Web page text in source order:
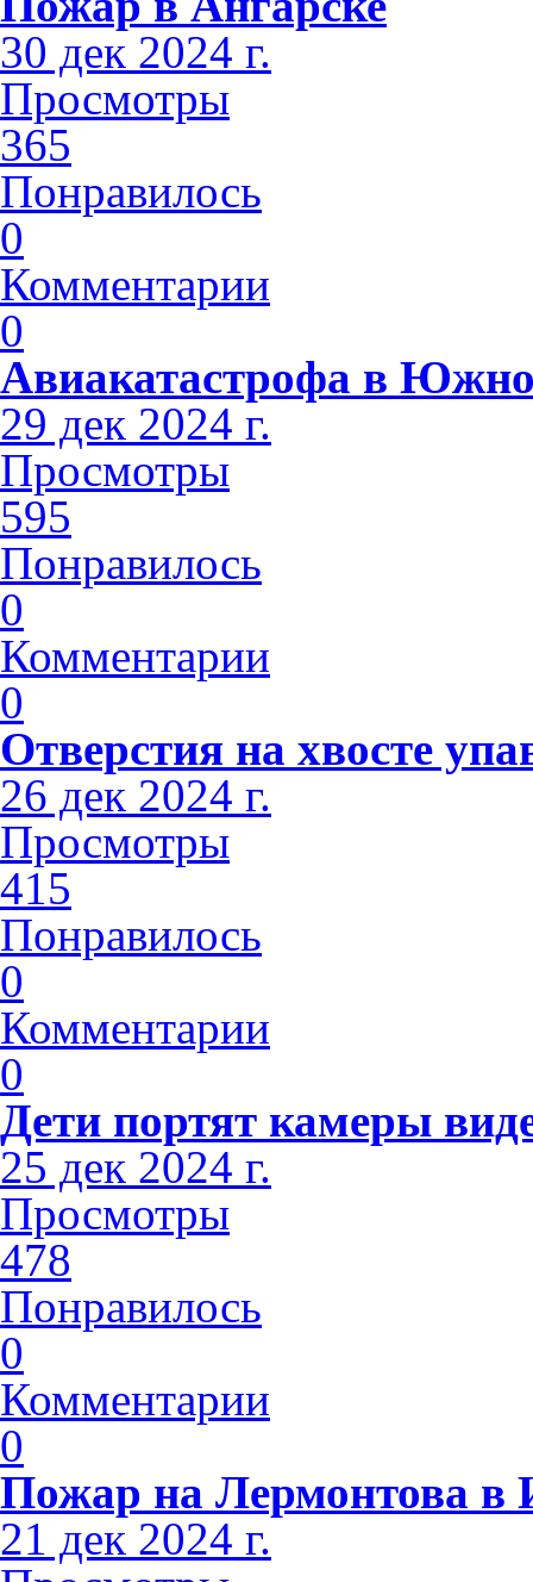
30 дек 2024 г.
Просмотры
365
Понравилось
0
Комментарии
0
Авиакатастрофа в
29 дек 2024 г.
Просмотры
595
Понравилось
0
Комментарии
0
Отверстия на хвосте
26 дек 2024 г.
Просмотры
415
Понравилось
0
Комментарии
0
Дети портят камеры
25 дек 2024 г.
Просмотры
478
Понравилось
0
Комментарии
0
Пожар на Лермонтова в
21 дек 2024 г.